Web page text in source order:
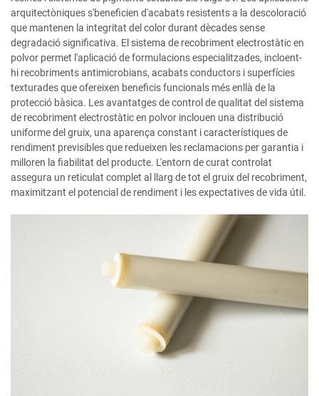
arquitectòniques s'beneficien d'acabats resistents a la descoloració
que mantenen la integritat del color durant dècades sense
degradació significativa. El sistema de recobriment electrostàtic en
polvor permet l'aplicació de formulacions especialitzades, incloent-
hi recobriments antimicrobians, acabats conductors i superfícies
texturades que ofereixen beneficis funcionals més enllà de la
protecció bàsica. Les avantatges de control de qualitat del sistema
de recobriment electrostàtic en polvor inclouen una distribució
uniforme del gruix, una aparença constant i característiques de
rendiment previsibles que redueixen les reclamacions per garantia i
milloren la fiabilitat del producte. L'entorn de curat controlat
assegura un reticulat complet al llarg de tot el gruix del recobriment,
maximitzant el potencial de rendiment i les expectatives de vida útil.